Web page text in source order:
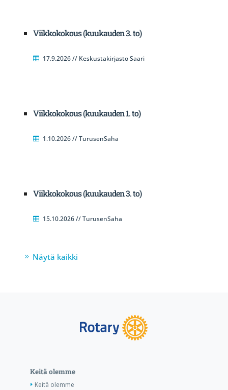
Viikkokokous (kuukauden 3. to)
17.9.2026 // Keskustakirjasto Saari
Viikkokokous (kuukauden 1. to)
1.10.2026 // TurusenSaha
Viikkokokous (kuukauden 3. to)
15.10.2026 // TurusenSaha
Näytä kaikki
Keitä olemme
Keitä olemme